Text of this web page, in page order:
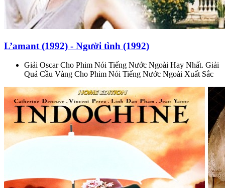
L’amant (1992) - Người tình (1992)
Giải Oscar Cho Phim Nói Tiếng Nước Ngoài Hay Nhất. Giải
Quả Cầu Vàng Cho Phim Nói Tiếng Nước Ngoài Xuất Sắc